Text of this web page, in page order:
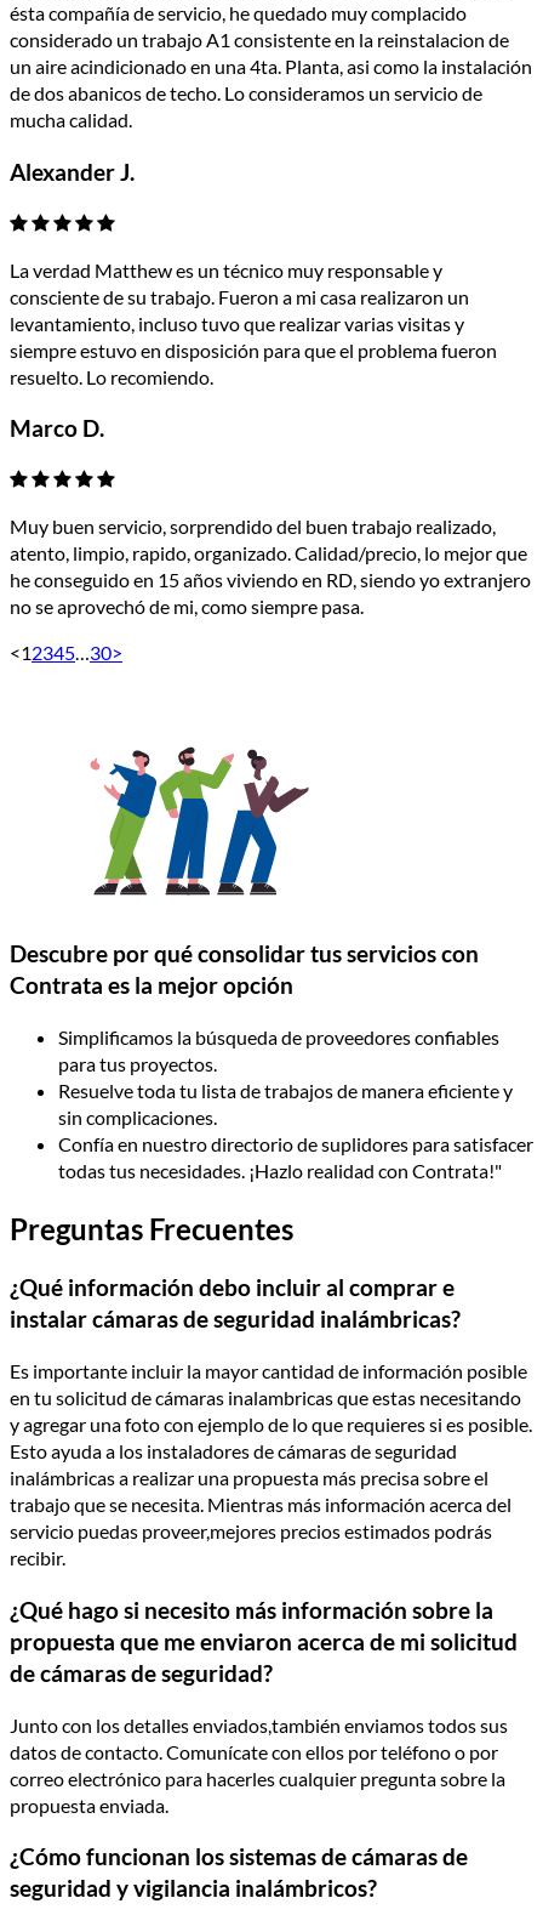
ésta compañía de servicio, he quedado muy complacido
considerado un trabajo A1 consistente en la reinstalacion de
un aire acindicionado en una 4ta. Planta, asi como la instalación
de dos abanicos de techo. Lo consideramos un servicio de
mucha calidad.
Alexander J.
La verdad Matthew es un técnico muy responsable y
consciente de su trabajo. Fueron a mi casa realizaron un
levantamiento, incluso tuvo que realizar varias visitas y
siempre estuvo en disposición para que el problema fueron
resuelto. Lo recomiendo.
Marco D.
Muy buen servicio, sorprendido del buen trabajo realizado,
atento, limpio, rapido, organizado. Calidad/precio, lo mejor que
he conseguido en 15 años viviendo en RD, siendo yo extranjero
no se aprovechó de mi, como siempre pasa.
<12345…30>
Descubre por qué consolidar tus servicios con
Contrata es la mejor opción
Simplificamos la búsqueda de proveedores confiables
para tus proyectos.
Resuelve toda tu lista de trabajos de manera eficiente y
sin complicaciones.
Confía en nuestro directorio de suplidores para satisfacer
todas tus necesidades. ¡Hazlo realidad con Contrata!"
Preguntas Frecuentes
¿Qué información debo incluir al comprar e
instalar cámaras de seguridad inalámbricas?
Es importante incluir la mayor cantidad de información posible
en tu solicitud de cámaras inalambricas que estas necesitando
y agregar una foto con ejemplo de lo que requieres si es posible.
Esto ayuda a los instaladores de cámaras de seguridad
inalámbricas a realizar una propuesta más precisa sobre el
trabajo que se necesita. Mientras más información acerca del
servicio puedas proveer,mejores precios estimados podrás
recibir.
¿Qué hago si necesito más información sobre la
propuesta que me enviaron acerca de mi solicitud
de cámaras de seguridad?
Junto con los detalles enviados,también enviamos todos sus
datos de contacto. Comunícate con ellos por teléfono o por
correo electrónico para hacerles cualquier pregunta sobre la
propuesta enviada.
¿Cómo funcionan los sistemas de cámaras de
seguridad y vigilancia inalámbricos?